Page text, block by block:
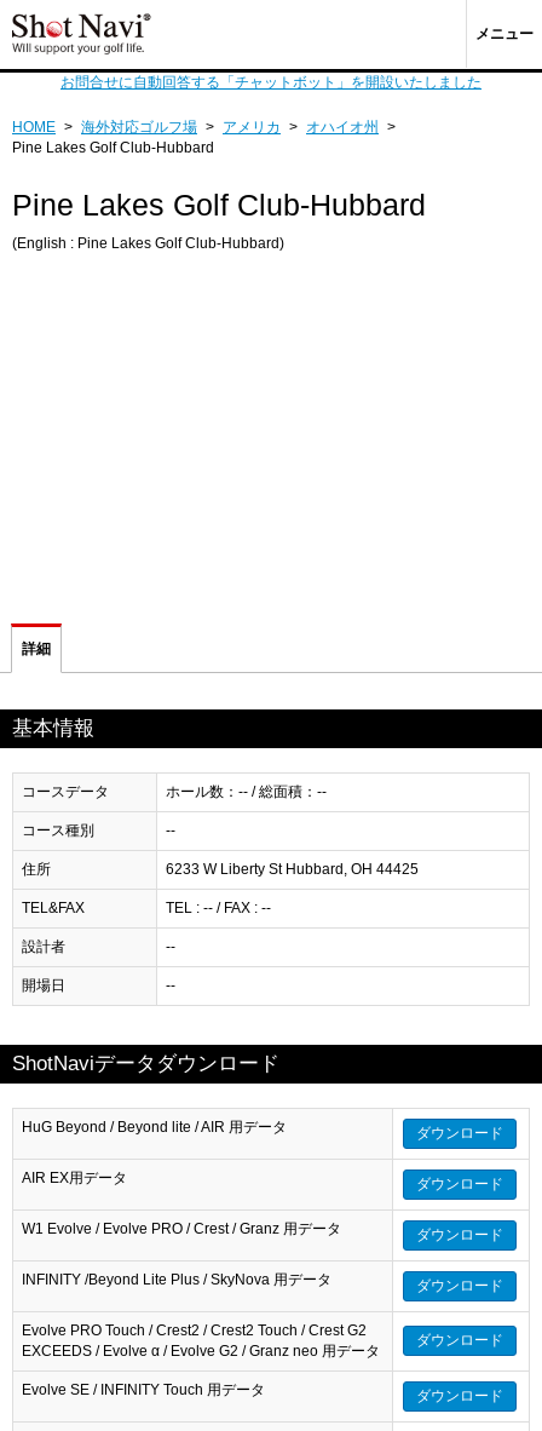
メニュー
お問合せに自動回答する「チャットボット」を開設いたしました
HOME > 海外対応ゴルフ場 > アメリカ > オハイオ州
>
Pine Lakes Golf Club-Hubbard
Pine Lakes Golf Club-Hubbard
(English : Pine Lakes Golf Club-Hubbard)
詳細
基本情報
コースデータ ホール数：-- / 総面積：--
コース種別 --
住所 6233 W Liberty St Hubbard, OH 44425
TEL&FAX TEL : -- / FAX : --
設計者 --
開場日 --
ShotNaviデータダウンロード
HuG Beyond / Beyond lite / AIR 用データ ダウンロード
AIR EX用データ ダウンロード
W1 Evolve / Evolve PRO / Crest / Granz 用データ ダウンロード
INFINITY /Beyond Lite Plus / SkyNova 用データ ダウンロード
Evolve PRO Touch / Crest2 / Crest2 Touch / Crest G2
EXCEEDS / Evolve α / Evolve G2 / Granz neo 用データ
ダウンロード
Evolve SE / INFINITY Touch 用データ ダウンロード